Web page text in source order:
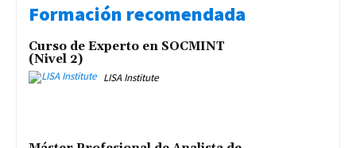
Formación recomendada
Curso de Experto en SOCMINT
(Nivel 2)
LISA Institute